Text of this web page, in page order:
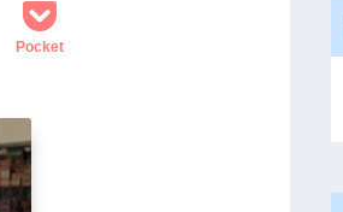
Pocket